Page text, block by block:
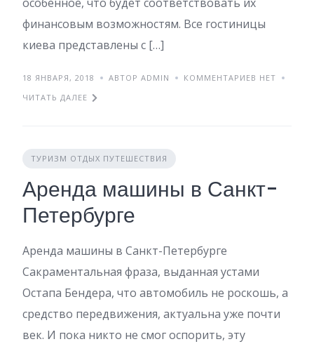
финансовым возможностям. Все гостиницы
киева представлены с […]
18 ЯНВАРЯ, 2018 АВТОР ADMIN
КОММЕНТАРИЕВ НЕТ
ЧИТАТЬ ДАЛЕЕ
ТУРИЗМ ОТДЫХ ПУТЕШЕСТВИЯ
Аренда машины в Санкт-
Петербурге
Аренда машины в Санкт-Петербурге
Сакраментальная фраза, выданная устами
Остапа Бендера, что автомобиль не роскошь, а
средство передвижения, актуальна уже почти
век. И пока никто не смог оспорить, эту